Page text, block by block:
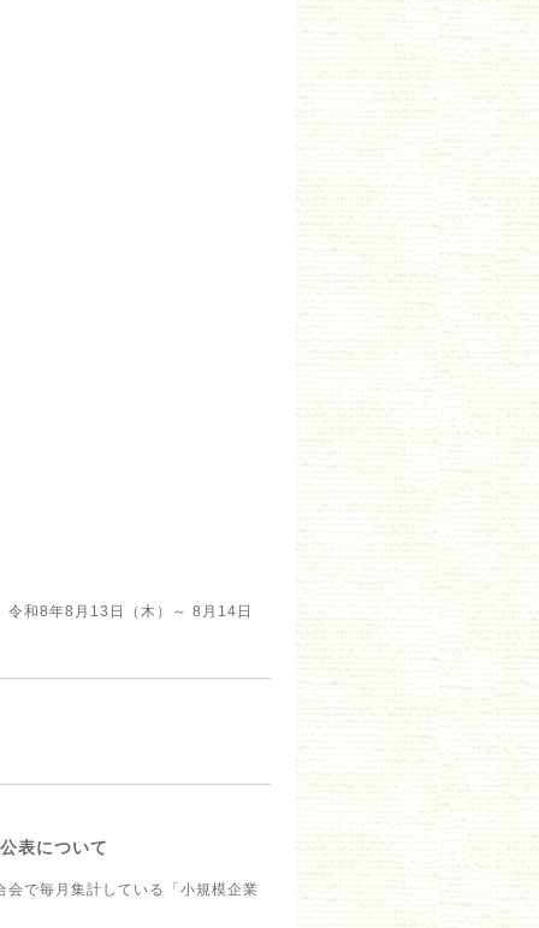
令和8年8月13日（木）～ 8月14日
表について
で毎月集計している「小規模企業